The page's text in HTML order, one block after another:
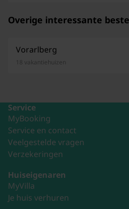
Overige interessante
Vorarlberg
18 vakantiehuizen
Service
MyBooking
Service en contact
Veelgestelde vragen
Verzekeringen
Huiseigenaren
MyVilla
Je huis verhuren